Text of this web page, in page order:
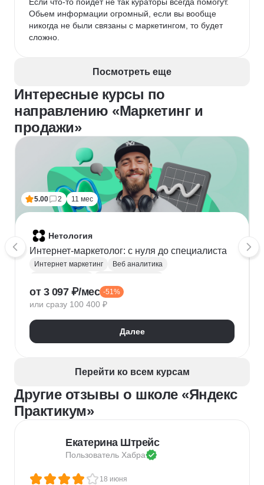
достаточно быстро, наставник включен в процесс
обучения, проявляет желание поделиться
информацией.
До моего обучения прошли курсы и мои коллеги по
уверенностью могу сказать, что данная профессия,
интересней. В планах развивать себя и дальше в
этой сфере. Спасибо Яндекс Практикум, увидимся
еще раз!)
Обьем информации огромный, если вы вообще
никогда не были связаны с маркетингом, то будет
сложно.
Посмотреть еще
Интересные курсы по
направлению «Маркетинг и
продажи»
5.00 2 11 мес
Нетология
Интернет-маркетолог: с нуля до cпециалиста
Интернет маркетинг
Веб аналитика
Google реклама
Маркетинговая стратегия
Яндекс Директ
SMM продвижение
Продвижение на маркетплейсах
Копирайтинг
Контекстная реклама
от 3 097 ₽/мес -51%
или сразу 100 400 ₽
Далее
Перейти ко всем курсам
Другие отзывы о школе «Яндекс
Практикум»
Екатерина Штрейс
Пользователь Хабра
18 июня